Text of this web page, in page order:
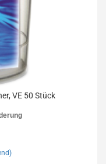
VE 50 Stück